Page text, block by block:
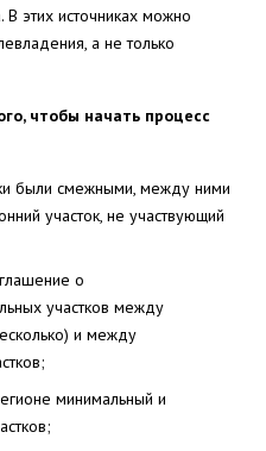
этих источниках можно
а не только
чтобы начать процесс
были смежными, между ними
участок, не участвующий
о
участков между
и между
минимальный и